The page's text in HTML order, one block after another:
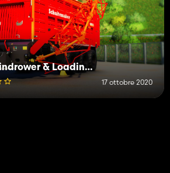
Rapide 8400 Windrower & Loading Wagon
17 ottobre 2020